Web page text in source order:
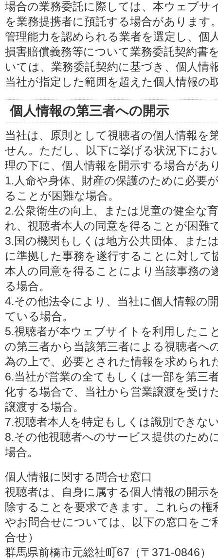
場合の業務委託に際しては、本ウェブサ
を業務提携者に預託する場合があります
管理能力を認められる業者を選定し、個
損害賠償義務等について業務委託契約書
いては、業務委託契約に基づき、個人情
当社が指定した範囲を超えた個人情報の
個人情報の第三者への開示
当社は、原則として視聴者の個人情報を
せん。ただし、以下に挙げる状況下にお
理の下に、個人情報を開示する場合があ
1.人命や身体、財産の保護のために必要
ることが困難な場合。
2.公衆衛生の向上、または児童の健全な
れ、視聴者本人の同意を得ることが困難
3.国の機関もしくは地方公共団体、また
に準拠した事務を遂行することに対して
本人の同意を得ることにより当該事務の
る場合。
4.その他法令により、当社に個人情報の
ている場合。
5.視聴者が本ウェブサイトを利用したこ
の第三者から当該第三者による視聴者へ
為の上で、必要とされた情報を求められ
6.当社が営業の全てもしくは一部を第三
化する場合で、当社から営業譲渡を受け
譲渡する場合。
7.視聴者本人を特定もしくは識別できな
8.その他視聴者へのサービス提供のため
場合。
個人情報に関する問合せ窓口
視聴者は、自身に属する個人情報の開示
除することを要求できます。これらの権
やお問合せについては、以下の窓口をご
合せ）
群馬県前橋市元総社町67（〒371-0846）